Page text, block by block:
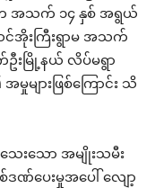
အသက် ၁၄ နှစ် အရွယ်
င်အိုးကြီးရွာမ အသက်
ဦးမြို့နယ် လိပ်မရွာ
ျားဖြစ်ကြောင်း သိ
သော အမျိုးသမီး
ဒဏ်ပေးမှုအပေါ် လျော့